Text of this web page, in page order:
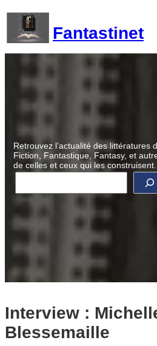
contenu
Fantastinet
Retrouvez l’actualité des littératures
Fiction, Fantastique, Fantasy, et
de celles et ceux qui les construisent.
R
c
h
c
h
e
Interview :
Blessemaille